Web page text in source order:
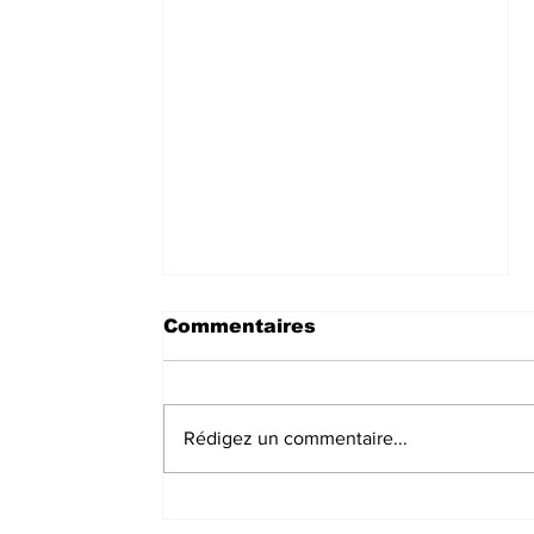
Commentaires
Rédigez un commentaire...